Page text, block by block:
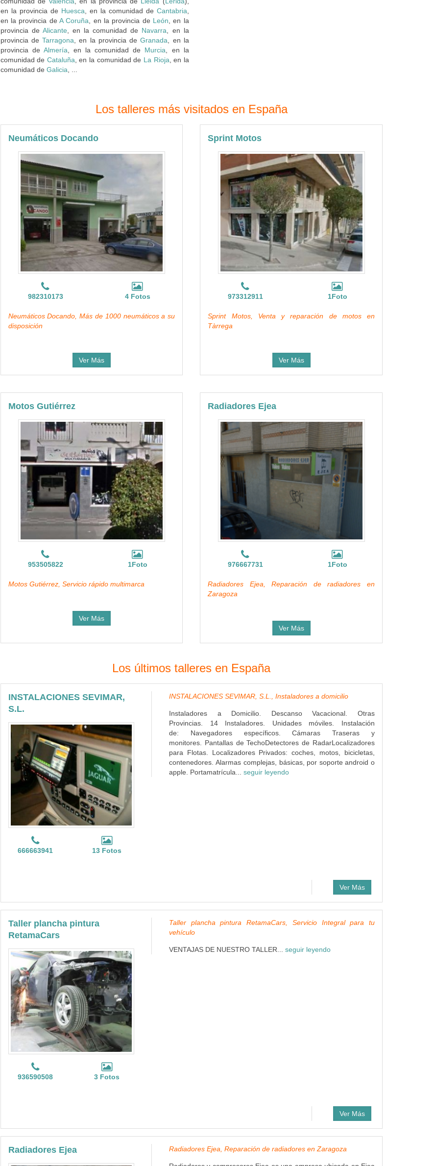
en la provincia de Huesca , en la comunidad de Cantabria
en la provincia de A Coruña , en la provincia de León , en la
provincia de Alicante, en la comunidad de Navarra , en la
provincia de Tarragona , en la provincia deGranada , en la
provincia de Almería , en la comunidad de Murcia , en la
comunidad de Cataluña , en la comunidad de La Rioja , en la
comunidad de Galicia
Los talleres más visitados en España
Neumáticos Docando
982310173 4 Fotos
Neumáticos Docando, Más de 1000 neumáticos a su
disposición
Ver Más
Sprint Motos
973312911 1Foto
Sprint Motos, Venta y reparación de motos en
Tàrrega
Ver Más
Motos Gutiérrez
953505822 1Foto
Motos Gutiérrez, Servicio rápido multimarca
Ver Más
Radiadores Ejea
976667731 1Foto
Radiadores Ejea, Reparación de radiadores en
Zaragoza
Ver Más
Los últimos talleres en España
INSTALACIONES SEVIMAR,
S.L.
666663941 13 Fotos
INSTALACIONES SEVIMAR, S.L., Instaladores a domicilio
Instaladores a Domicilio. Descanso Vacacional. Otras
Provincias. 14 Instaladores. Unidades móviles. Instalación
de: Navegadores específicos. Cámaras Traseras y
monitores. Pantallas de TechoDetectores de RadarLocalizadores
para Flotas. Localizadores Privados: coches, motos, bicicletas,
contenedores. Alarmas complejas, básicas, por soporte android o
apple. Portamatrícula... seguir leyendo
Ver Más
Taller plancha pintura
RetamaCars
936590508 3 Fotos
Taller plancha pintura RetamaCars, Servicio Integral para tu
vehículo
VENTAJAS DE NUESTRO TALLER... seguir leyendo
Ver Más
Radiadores Ejea Radiadores Ejea, Reparación de radiadores en Zaragoza